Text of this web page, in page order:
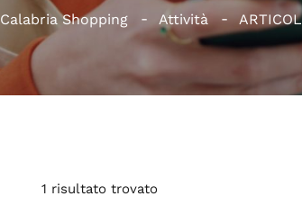
Calabria Shopping Attività
1 risultato trovato